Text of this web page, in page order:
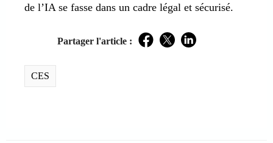
de l’IA se fasse dans un cadre légal et sécurisé.
Partager l'article : Facebook
TwitterLinkedIn
CES